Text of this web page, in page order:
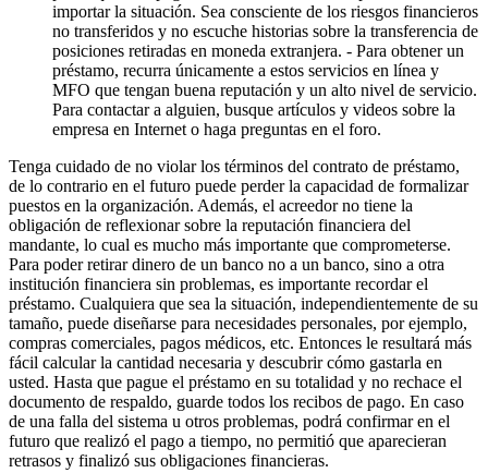
importar la situación. Sea consciente de los riesgos financieros
no transferidos y no escuche historias sobre la transferencia de
posiciones retiradas en moneda extranjera. - Para obtener un
préstamo, recurra únicamente a estos servicios en línea y
MFO que tengan buena reputación y un alto nivel de servicio.
Para contactar a alguien, busque artículos y videos sobre la
empresa en Internet o haga preguntas en el foro.
Tenga cuidado de no violar los términos del contrato de préstamo,
de lo contrario en el futuro puede perder la capacidad de formalizar
puestos en la organización. Además, el acreedor no tiene la
obligación de reflexionar sobre la reputación financiera del
mandante, lo cual es mucho más importante que comprometerse.
Para poder retirar dinero de un banco no a un banco, sino a otra
institución financiera sin problemas, es importante recordar el
préstamo. Cualquiera que sea la situación, independientemente de su
tamaño, puede diseñarse para necesidades personales, por ejemplo,
compras comerciales, pagos médicos, etc. Entonces le resultará más
fácil calcular la cantidad necesaria y descubrir cómo gastarla en
usted. Hasta que pague el préstamo en su totalidad y no rechace el
documento de respaldo, guarde todos los recibos de pago. En caso
de una falla del sistema u otros problemas, podrá confirmar en el
futuro que realizó el pago a tiempo, no permitió que aparecieran
retrasos y finalizó sus obligaciones financieras.